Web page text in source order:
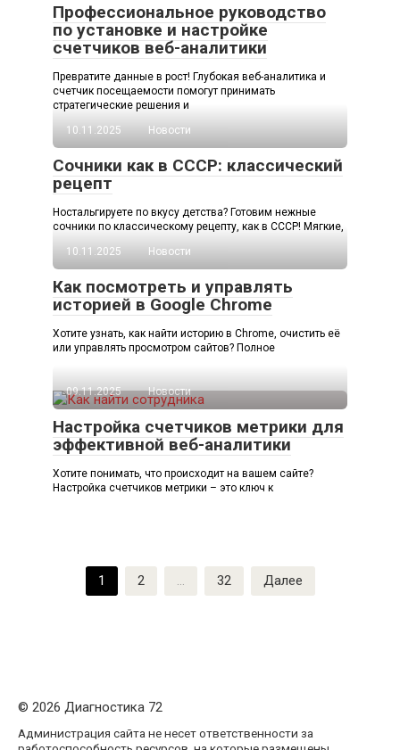
Профессиональное руководство
по установке и настройке
счетчиков веб-аналитики
Превратите данные в рост! Глубокая веб-аналитика и
счетчик посещаемости помогут принимать
стратегические решения и
10.11.2025
Новости
Сочники как в СССР: классический
рецепт
Ностальгируете по вкусу детства? Готовим нежные
сочники по классическому рецепту, как в СССР! Мягкие,
10.11.2025
Новости
Как посмотреть и управлять
историей в Google Chrome
Хотите узнать, как найти историю в Chrome, очистить её
или управлять просмотром сайтов? Полное
09.11.2025 Новости
Настройка счетчиков метрики для
эффективной веб-аналитики
Хотите понимать, что происходит на вашем сайте?
Настройка счетчиков метрики – это ключ к
1 2 32 Далее
© 2026 Диагностика 72
Администрация сайта не несет ответственности за